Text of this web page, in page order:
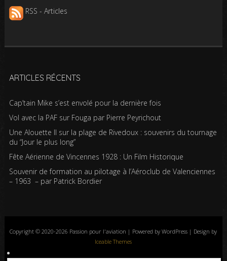
RSS - Articles
ARTICLES RÉCENTS
Cap’tain Mike s’est envolé pour la dernière fois
Vol avec la PAF sur Fouga par Pierre Peyrichout
Une Alouette II sur la plage de Rivedoux : souvenirs du tournage
du “Jour le plus long”
Fête Aérienne de Vincennes 1928 : Un Film Historique
Souvenir de formation au pilotage à l’Aéroclub de Valenciennes
– 1963 – par Patrick Bordier
Copyright © 2020-2026 Passion pour l'aviation | Powered by WordPress | Design by
Iceable Themes